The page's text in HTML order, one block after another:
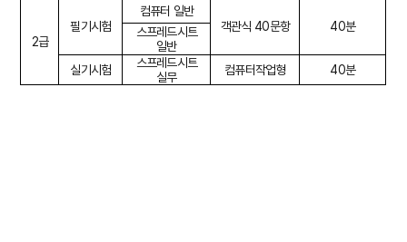
2급
필기시험
컴퓨터 일반
객관식 40문항 40분
스프레드시트
일반
실기시험
스프레드시트
실무
컴퓨터작업형 40분